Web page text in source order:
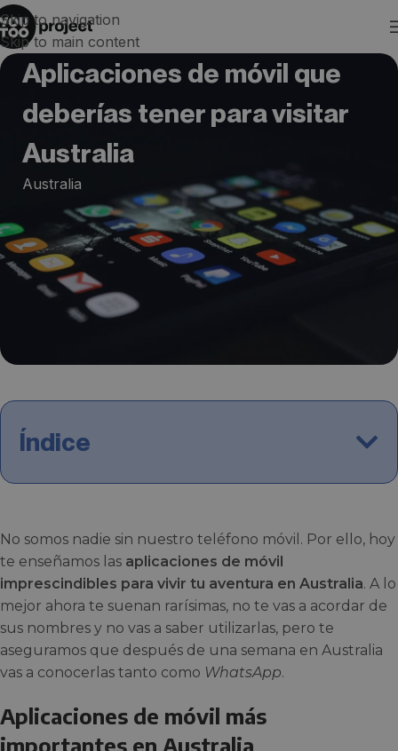
Skip to navigation
Skip to main content
Aplicaciones de móvil que
deberías tener para visitar
Australia
Australia
Índice
No somos nadie sin nuestro teléfono móvil. Por ello, hoy
te enseñamos las aplicaciones de móvil
imprescindibles para vivir tu aventura en Australia. A lo
mejor ahora te suenan rarísimas, no te vas a acordar de
sus nombres y no vas a saber utilizarlas, pero te
aseguramos que después de una semana en Australia
vas a conocerlas tanto como WhatsApp.
Aplicaciones de móvil más
importantes en Australia